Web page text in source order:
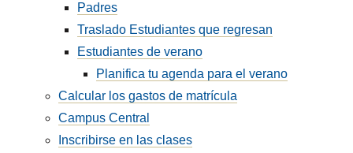
Padres
Traslado Estudiantes que regresan
Estudiantes de verano
Planifica tu agenda para el verano
Calcular los gastos de matrícula
Campus Central
Inscribirse en las clases